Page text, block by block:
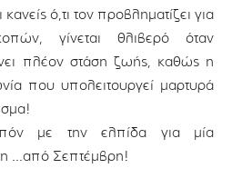
ό,τι τον προβληματίζει για
γίνεται θλιβερό όταν
πλέον στάση ζωής, καθώς η
που υπολειτουργεί μαρτυρά
με την ελπίδα για μία
…από Σεπτέμβρη!